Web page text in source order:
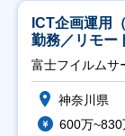
ICT企画運用
勤務／リモー
富士フイルムサ
神奈川県
600万~830